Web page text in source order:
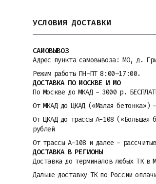
УСЛОВИЯ ДОСТАВКИ
САМОВЫВОЗ
Адрес пункта самовывоза: МО, д.
Режим работы ПН-ПТ 8:00–17:00.
ДОСТАВКА ПО МОСКВЕ И МО
По Москве до МКАД - 3000 р.
От МКАД до ЦКАД («Малая бетонка»)
От ЦКАД до трассы A-108 («Большая
рублей
От трассы A-108 и далее -
ДОСТАВКА В РЕГИОНЫ
Доставка до терминалов любых ТК в
Дальше доставку ТК по России